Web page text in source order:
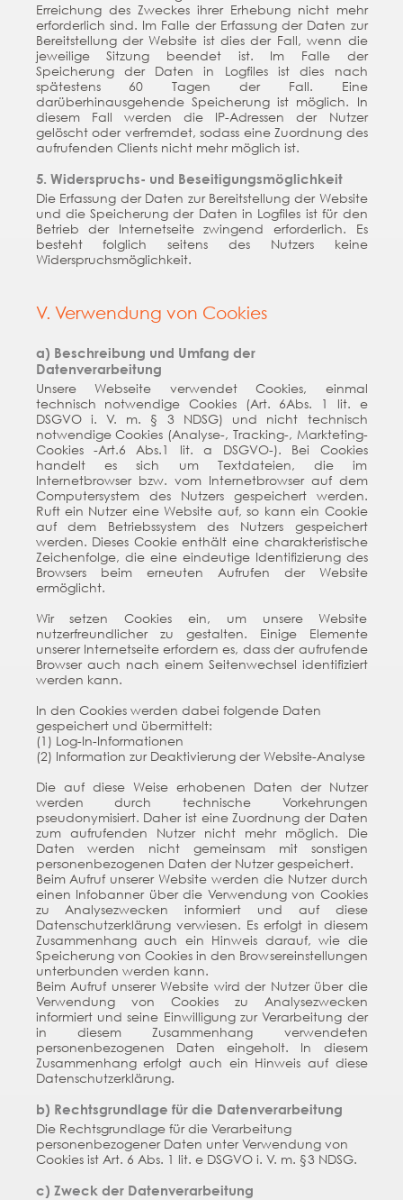
Erreichung des Zweckes ihrer Erhebung nicht mehr
erforderlich sind. Im Falle der Erfassung der Daten zur
Bereitstellung der Website ist dies der Fall, wenn die
jeweilige Sitzung beendet ist. Im Falle der
Speicherung der Daten in Logfiles ist dies nach
spätestens 60 Tagen der Fall. Eine
darüberhinausgehende Speicherung ist möglich. In
diesem Fall werden die IP-Adressen der Nutzer
gelöscht oder verfremdet, sodass eine Zuordnung des
aufrufenden Clients nicht mehr möglich ist.
5. Widerspruchs- und Beseitigungsmöglichkeit
Die Erfassung der Daten zur Bereitstellung der Website
und die Speicherung der Daten in Logfiles ist für den
Betrieb der Internetseite zwingend erforderlich. Es
besteht folglich seitens des Nutzers keine
Widerspruchsmöglichkeit.
V. Verwendung von Cookies
a) Beschreibung und Umfang der
Datenverarbeitung
Unsere Webseite verwendet Cookies, einmal
technisch notwendige Cookies (Art. 6Abs. 1 lit. e
DSGVO i. V. m. § 3 NDSG) und nicht technisch
notwendige Cookies (Analyse-, Tracking-, Markteting-
Cookies -Art.6 Abs.1 lit. a DSGVO-). Bei Cookies
handelt es sich um Textdateien, die im
Internetbrowser bzw. vom Internetbrowser auf dem
Computersystem des Nutzers gespeichert werden.
Ruft ein Nutzer eine Website auf, so kann ein Cookie
auf dem Betriebssystem des Nutzers gespeichert
werden. Dieses Cookie enthält eine charakteristische
Zeichenfolge, die eine eindeutige Identifizierung des
Browsers beim erneuten Aufrufen der Website
ermöglicht.
Wir setzen Cookies ein, um unsere Website
nutzerfreundlicher zu gestalten. Einige Elemente
unserer Internetseite erfordern es, dass der aufrufende
Browser auch nach einem Seitenwechsel identifiziert
werden kann.
In den Cookies werden dabei folgende Daten
gespeichert und übermittelt:
(1) Log-In-Informationen
(2) Information zur Deaktivierung der Website-Analyse
Die auf diese Weise erhobenen Daten der Nutzer
werden durch technische Vorkehrungen
pseudonymisiert. Daher ist eine Zuordnung der Daten
zum aufrufenden Nutzer nicht mehr möglich. Die
Daten werden nicht gemeinsam mit sonstigen
personenbezogenen Daten der Nutzer gespeichert.
Beim Aufruf unserer Website werden die Nutzer durch
einen Infobanner über die Verwendung von Cookies
zu Analysezwecken informiert und auf diese
Datenschutzerklärung verwiesen. Es erfolgt in diesem
Zusammenhang auch ein Hinweis darauf, wie die
Speicherung von Cookies in den Browsereinstellungen
unterbunden werden kann.
Beim Aufruf unserer Website wird der Nutzer über die
Verwendung von Cookies zu Analysezwecken
informiert und seine Einwilligung zur Verarbeitung der
in diesem Zusammenhang verwendeten
personenbezogenen Daten eingeholt. In diesem
Zusammenhang erfolgt auch ein Hinweis auf diese
Datenschutzerklärung.
b) Rechtsgrundlage für die Datenverarbeitung
Die Rechtsgrundlage für die Verarbeitung
personenbezogener Daten unter Verwendung von
Cookies ist Art. 6 Abs. 1 lit. e DSGVO i. V. m. §3 NDSG.
c) Zweck der Datenverarbeitung